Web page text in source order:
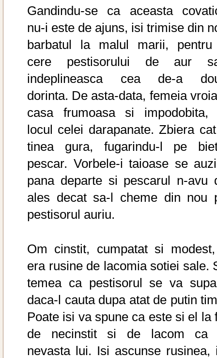
Gandindu-se ca aceasta
nu-i este de ajuns, isi trimise din
barbatul la malul marii,
cere pestisorului de aur
indeplineasca cea de-a
dorinta. De asta-data, femeia
casa frumoasa si impodobita,
locul celei darapanate. Zbiera
tinea gura, fugarindu-l pe
pescar. Vorbele-i taioase se
pana departe si pescarul n-avu
ales decat sa-l cheme din nou
pestisorul auriu.
Om cinstit, cumpatat si
era rusine de lacomia sotiei sale.
temea ca pestisorul se va
daca-l cauta dupa atat de putin
Poate isi va spune ca este si el la
de necinstit si de lacom ca
nevasta lui. Isi ascunse rusinea,